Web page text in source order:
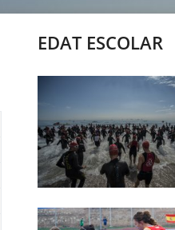
EDAT ESCOLAR